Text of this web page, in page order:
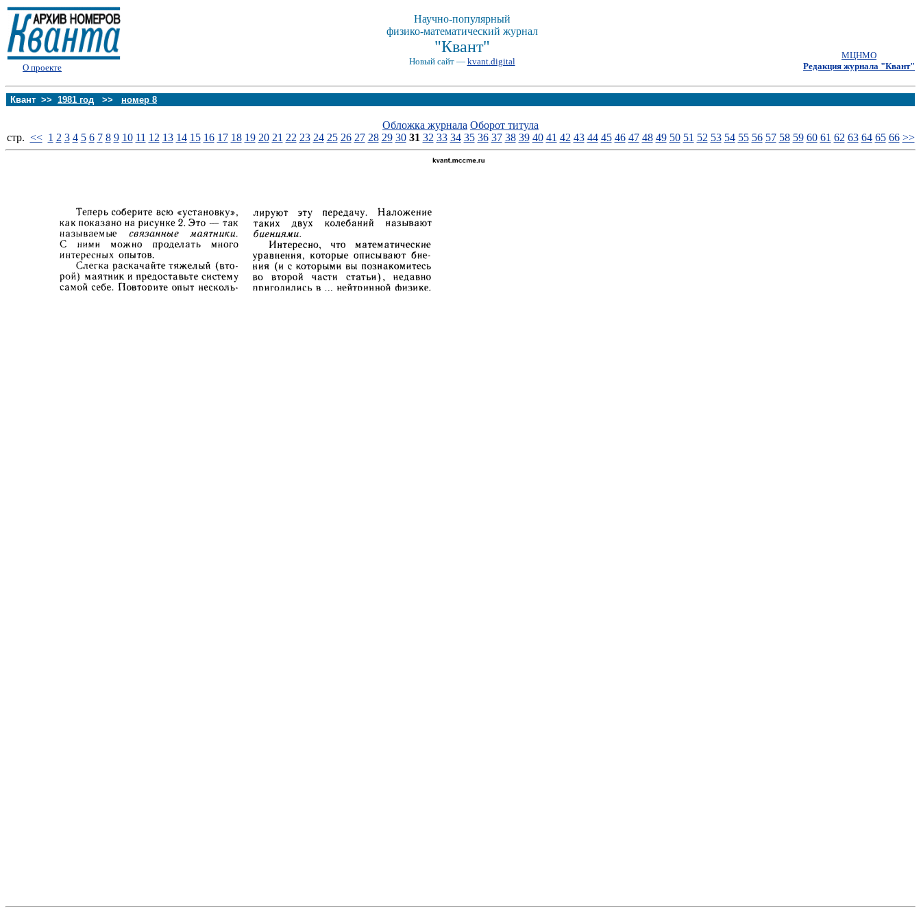
О проекте
Научно-популярный
физико-математический журнал
"Квант"
Новый сайт — kvant.digital
МЦНМО
Редакция журнала "Квант"
Квант >> 1981 год >> номер 8
Обложка журнала Оборот титула
стp. << 1 2 3 4 5 6 7 8 9 10 11 12 13 14 15 16 17 18 19 20 21 22 23 24 25 26 27 28 29 30 31 32 33 34 35 36 37 38 39 40 41 42 43 44 45 46 47 48 49 50 51 52 53 54 55 56 57 58 59 60 61 62 63 64 65 66 >>